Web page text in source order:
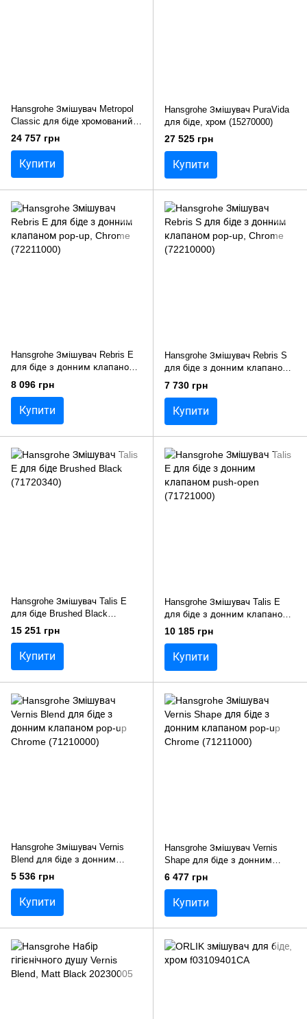
Hansgrohe Змішувач Metropol
Classic для біде хромований
(31320000)
24 757 грн
Купити
Hansgrohe Змішувач PuraVida
для біде, хром (15270000)
27 525 грн
Купити
Hansgrohe Змішувач Rebris E
для біде з донним клапаном
pop-up, Chrome (72211000)
8 096 грн
Купити
Hansgrohe Змішувач Rebris S
для біде з донним клапаном
pop-up, Chrome (72210000)
7 730 грн
Купити
Hansgrohe Змішувач Talis E
для біде Brushed Black
(71720340)
15 251 грн
Купити
Hansgrohe Змішувач Talis E
для біде з донним клапаном
push-open (71721000)
10 185 грн
Купити
Hansgrohe Змішувач Vernis
Blend для біде з донним
клапаном pop-up Chrome
(71210000)
5 536 грн
Купити
Hansgrohe Змішувач Vernis
Shape для біде з донним
клапаном pop-up Chrome
(71211000)
6 477 грн
Купити